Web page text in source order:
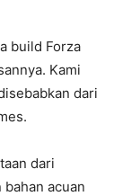
build Forza
Kami
dari
dari
acuan